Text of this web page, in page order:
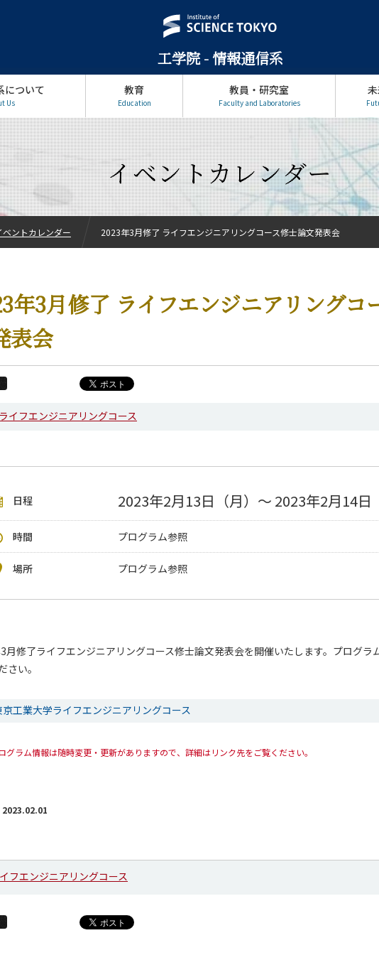
工学院 - 情報通信系
について
Us
教育
Education
教員・研究室
Faculty and Laboratories
イベントカレンダー
年3月修了 ライフエンジニアリングコ
表会
ライフエンジニアリングコース
日程 2023年2月13日（月）～ 2023年2月14日
時間 プログラム参照
場所 プログラム参照
月修了ライフエンジニアリングコース修士論文発表会を開催いたします。プログラ
さい。
京工業大学ライフエンジニアリングコース
グラム情報は随時変更・更新がありますので、詳細はリンク先をご覧ください。
2023.02.01
フエンジニアリングコース
ベントカレンダー 2023年3月修了 ライフエンジニアリングコース修士論文発表会